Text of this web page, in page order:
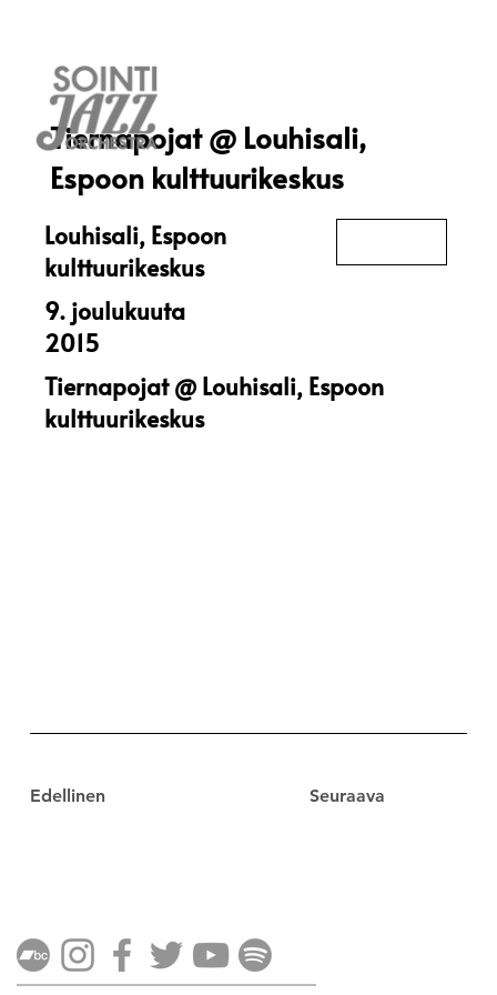
Edellinen Seuraava
Tiernapojat @ Louhisali,
Espoon kulttuurikeskus
Louhisali, Espoon
kulttuurikeskus
9. joulukuuta
2015
Tiernapojat @ Louhisali, Espoon
kulttuurikeskus